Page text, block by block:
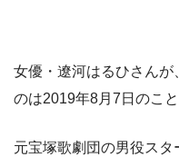
女優・遼河はるひさん
のは2019年8月7日のこと
元宝塚歌劇団の男役ス